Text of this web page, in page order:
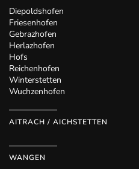
Diepoldshofen
Friesenhofen
Gebrazhofen
Herlazhofen
Hofs
Reichenhofen
Winterstetten
Wuchzenhofen
AITRACH / AICHSTETTEN
WANGEN